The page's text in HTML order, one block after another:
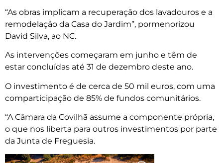
“As obras implicam a recuperação dos lavadouros e a
remodelação da Casa do Jardim”, pormenorizou
David Silva, ao NC.
As intervenções começaram em junho e têm de
estar concluídas até 31 de dezembro deste ano.
O investimento é de cerca de 50 mil euros, com uma
comparticipação de 85% de fundos comunitários.
“A Câmara da Covilhã assume a componente própria,
o que nos liberta para outros investimentos por parte
da Junta de Freguesia.